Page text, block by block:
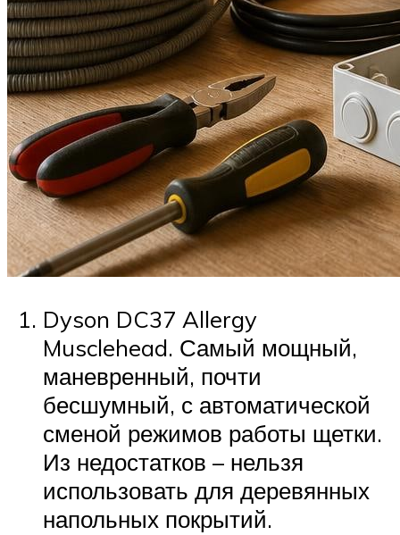
Dyson DC37 Allergy
Musclehead. Самый мощный,
маневренный, почти
бесшумный, с автоматической
сменой режимов работы щетки.
Из недостатков – нельзя
использовать для деревянных
напольных покрытий.